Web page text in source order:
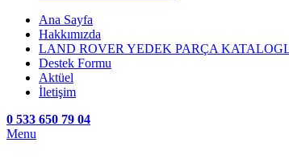
Ana Sayfa
Hakkımızda
LAND ROVER YEDEK PARÇA
Destek Formu
Aktüel
İletişim
0 533 650 79 04
Menu